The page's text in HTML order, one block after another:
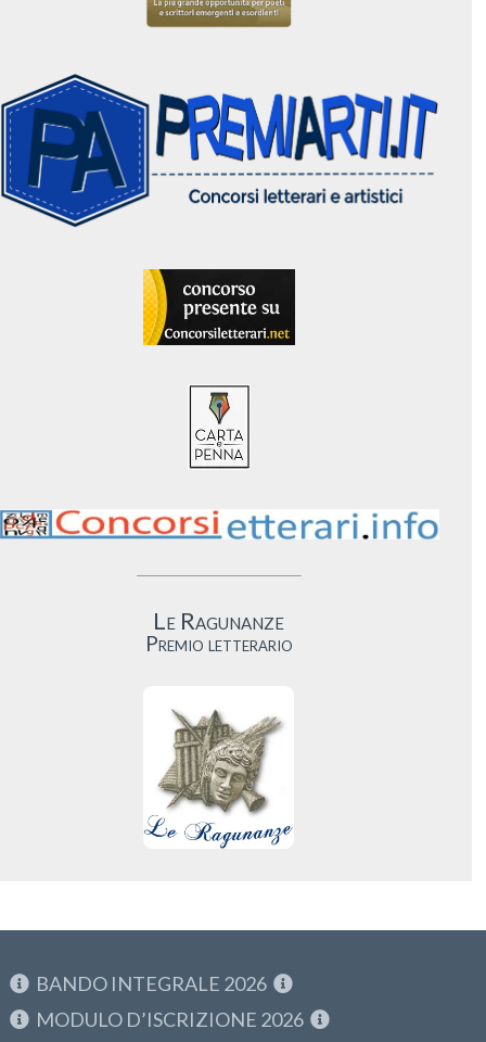
Le Ragunanze
Premio letterario
BANDO INTEGRALE 2026
MODULO D’ISCRIZIONE 2026